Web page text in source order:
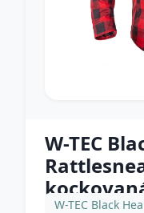
W-TEC
W-TEC Black